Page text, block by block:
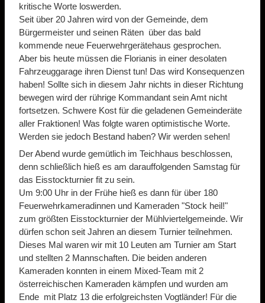
kritische Worte loswerden.
Seit über 20 Jahren wird von der Gemeinde, dem
Bürgermeister und seinen Räten über das bald
kommende neue Feuerwehrgerätehaus gesprochen.
Aber bis heute müssen die Florianis in einer desolaten
Fahrzeuggarage ihren Dienst tun! Das wird Konsequenzen
haben! Sollte sich in diesem Jahr nichts in dieser Richtung
bewegen wird der rührige Kommandant sein Amt nicht
fortsetzen. Schwere Kost für die geladenen Gemeinderäte
aller Fraktionen! Was folgte waren optimistische Worte.
Werden sie jedoch Bestand haben? Wir werden sehen!
Der Abend wurde gemütlich im Teichhaus beschlossen,
denn schließlich hieß es am darauffolgenden Samstag für
das Eisstockturnier fit zu sein.
Um 9:00 Uhr in der Frühe hieß es dann für über 180
Feuerwehrkameradinnen und Kameraden "Stock heil!"
zum größten Eisstockturnier der Mühlviertelgemeinde. Wir
dürfen schon seit Jahren an diesem Turnier teilnehmen.
Dieses Mal waren wir mit 10 Leuten am Turnier am Start
und stellten 2 Mannschaften. Die beiden anderen
Kameraden konnten in einem Mixed-Team mit 2
österreichischen Kameraden kämpfen und wurden am
Ende mit Platz 13 die erfolgreichsten Vogtländer! Für die